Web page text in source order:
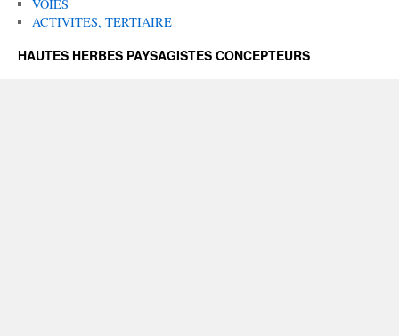
VOIES
ACTIVITES, TERTIAIRE
HAUTES HERBES PAYSAGISTES CONCEPTEURS